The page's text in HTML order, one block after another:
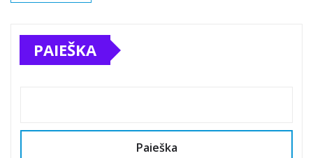
PAIEŠKA
Paieška